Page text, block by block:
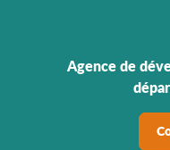
Agence de